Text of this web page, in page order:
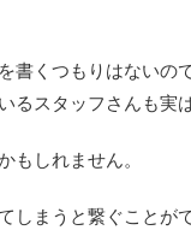
書くつもりはないの
るスタッフさんも実
もしれません。
しまうと繋ぐことが